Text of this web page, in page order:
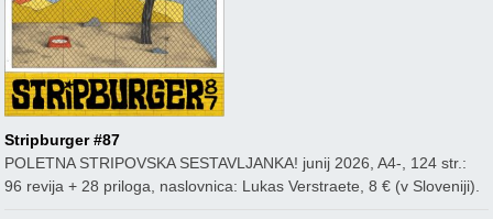
Stripburger #87
POLETNA STRIPOVSKA SESTAVLJANKA! junij 2026, A4-, 124 str.:
96 revija + 28 priloga, naslovnica: Lukas Verstraete, 8 € (v Sloveniji).